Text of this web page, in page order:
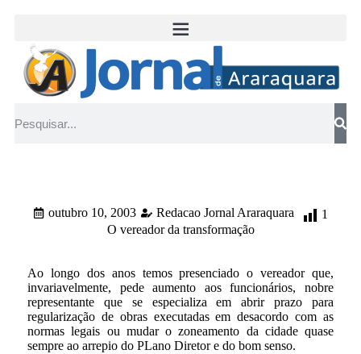
outubro 10, 2003 Redacao Jornal Araraquara
1
O vereador da transformação
Ao longo dos anos temos presenciado o vereador que,
invariavelmente, pede aumento aos funcionários, nobre
representante que se especializa em abrir prazo para
regularização de obras executadas em desacordo com as
normas legais ou mudar o zoneamento da cidade quase
sempre ao arrepio do PLano Diretor e do bom senso.